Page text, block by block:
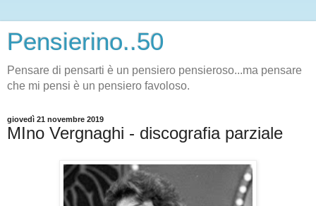
Pensierino..50
Pensare di pensarti è un pensiero pensieroso...ma pensare
che mi pensi è un pensiero favoloso.
giovedì 21 novembre 2019
MIno Vergnaghi - discografia parziale